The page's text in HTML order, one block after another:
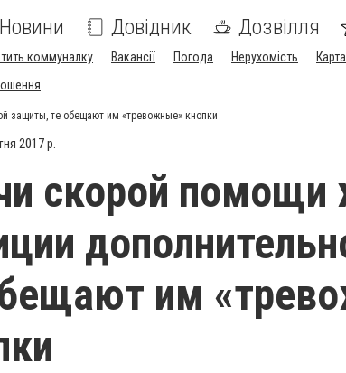
Новини Довідник Дозвілля
коммуналку Вакансії Погода Нерухомість
защиты, те обещают им «тревожные» кнопки
2017 р.
скорой помощи
им